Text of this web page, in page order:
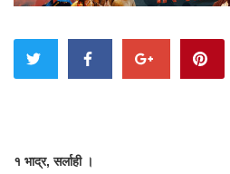
१ भाद्र, सर्लाही ।